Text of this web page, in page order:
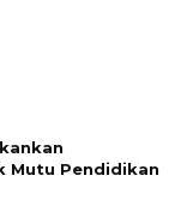
Mutu Pendidikan